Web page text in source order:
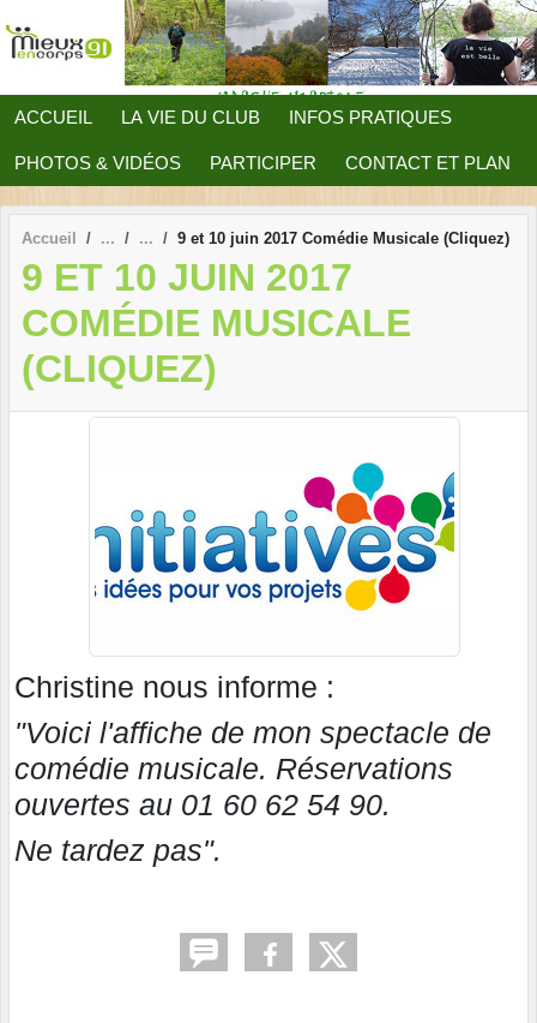
ACCUEIL LA VIE DU CLUB INFOS PRATIQUES
PHOTOS & VIDÉOS PARTICIPER CONTACT ET PLAN
Accueil 9 et 10 juin 2017 Comédie Musicale (Cliquez)
9 ET 10 JUIN 2017
COMÉDIE MUSICALE
(CLIQUEZ)
Christine nous informe :
"Voici l'affiche de mon spectacle de
comédie musicale. Réservations
ouvertes au 01 60 62 54 90.
Ne tardez pas".
Panneau de gestion des cookies